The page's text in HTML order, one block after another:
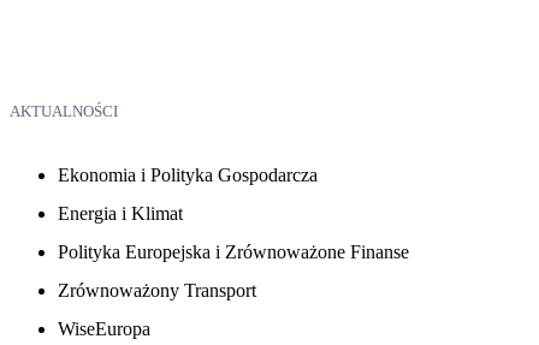
AKTUALNOŚCI
Ekonomia i Polityka Gospodarcza
Energia i Klimat
Polityka Europejska i Zrównoważone Finanse
Zrównoważony Transport
WiseEuropa